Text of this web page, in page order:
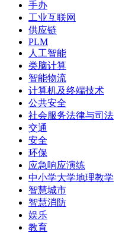
手办
工业互联网
供应链
PLM
人工智能
类脑计算
智能物流
计算机及终端技术
公共安全
社会服务法律与司法
交通
安全
环保
应急响应演练
中小学大学地理教学
智慧城市
智慧消防
娱乐
教育